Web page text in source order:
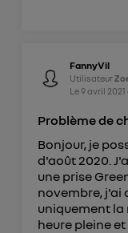
FannyVil
Utilisateur
Le9 avril 2021
Problème de
Bonjour, je
d'août 2020.
une prise
novembre, j'ai
uniquement la
heure pleine et